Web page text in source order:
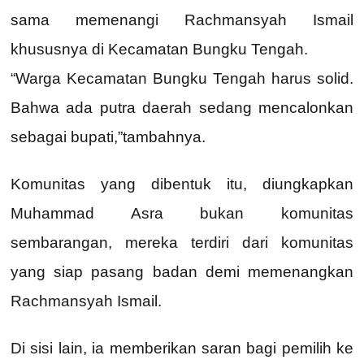
sama memenangi Rachmansyah Ismail
khususnya di Kecamatan Bungku Tengah.
“Warga Kecamatan Bungku Tengah harus solid.
Bahwa ada putra daerah sedang mencalonkan
sebagai bupati,”tambahnya.
Komunitas yang dibentuk itu, diungkapkan
Muhammad Asra bukan komunitas
sembarangan, mereka terdiri dari komunitas
yang siap pasang badan demi memenangkan
Rachmansyah Ismail.
Di sisi lain, ia memberikan saran bagi pemilih ke